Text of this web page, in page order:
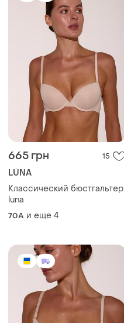
665 грн 15
LÚNA
Классический бюстгальтер
luna
70A и еще 4